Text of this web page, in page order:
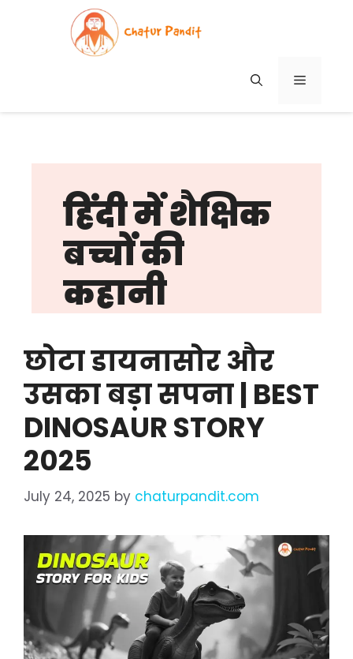
MENU
हिंदी में शैक्षिक
बच्चों की
कहानी
छोटा डायनासोर और
उसका बड़ा सपना | BEST
DINOSAUR STORY
2025
July 24, 2025 by chaturpandit.com